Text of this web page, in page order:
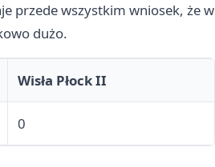
przede wszystkim wniosek, że w
dużo.
Wisła Płock II
0